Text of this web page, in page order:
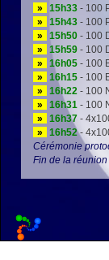
»
15h33 - 100
»
15h43 - 100
»
15h50 - 100
»
15h59 - 100
»
16h05 - 100
»
16h15 - 100
»
16h22 - 100
»
16h31 - 100
»
16h37 -
»
16h52-
Cérémonie
Fin de la réunion